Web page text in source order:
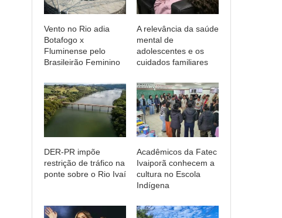
Vento no Rio adia
Botafogo x
Fluminense pelo
Brasileirão Feminino
A relevância da saúde
mental de
adolescentes e os
cuidados familiares
DER-PR impõe
restrição de tráfico na
ponte sobre o Rio Ivaí
Acadêmicos da Fatec
Ivaiporã conhecem a
cultura no Escola
Indígena